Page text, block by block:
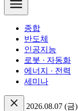
종합
반도체
인공지능
로봇 · 자동화
에너지 · 전력
세미나
2026.08.07 (금)